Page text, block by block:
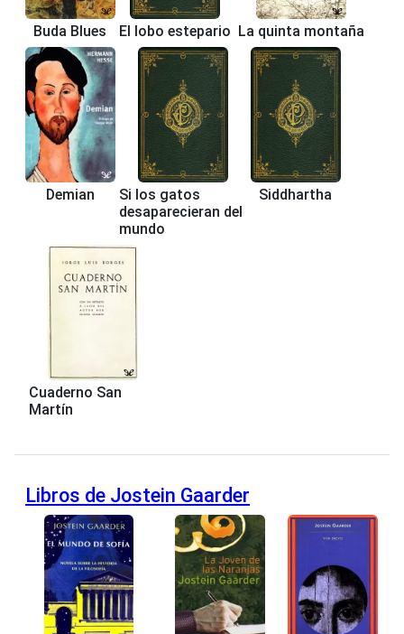
Buda Blues El lobo estepario La quinta montaña
Demian
Si los gatos
desaparecieran del
mundo
Siddhartha
Cuaderno San
Martín
Libros de Jostein Gaarder